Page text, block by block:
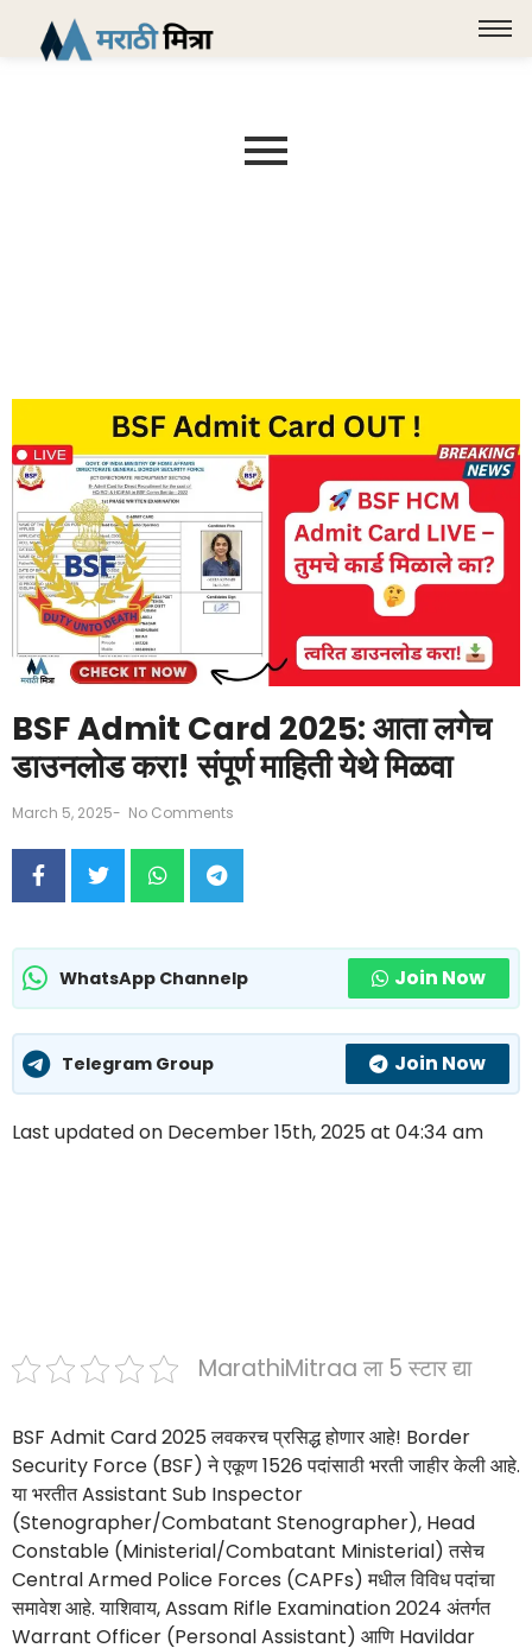
BSF Admit Card 2025: आता लगेच
डाउनलोड करा! संपूर्ण माहिती येथे मिळवा
March 5, 2025- No Comments
WhatsApp Channelp Join Now
Telegram Group Join Now
Last updated on December 15th, 2025 at 04:34 am
MarathiMitraa ला 5 स्टार द्या
BSF Admit Card 2025 लवकरच प्रसिद्ध होणार आहे! Border
Security Force (BSF) ने एकूण 1526 पदांसाठी भरती जाहीर केली आहे.
या भरतीत Assistant Sub Inspector
(Stenographer/Combatant Stenographer), Head
Constable (Ministerial/Combatant Ministerial) तसेच
Central Armed Police Forces (CAPFs) मधील विविध पदांचा
समावेश आहे. याशिवाय, Assam Rifle Examination 2024 अंतर्गत
Warrant Officer (Personal Assistant) आणि Havildar